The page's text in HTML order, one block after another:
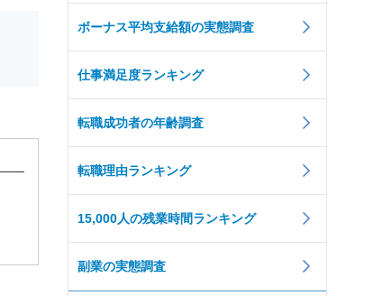
ボーナス平均支給額の実態調査
仕事満足度ランキング
転職成功者の年齢調査
転職理由ランキング
15,000人の残業時間ランキング
副業の実態調査